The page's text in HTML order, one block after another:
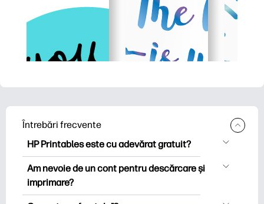
Întrebări frecvente
HP Printables este cu adevărat gratuit?
HP Printables oferă peste 2.500 de
imprimabile gratuite pentru descărcare
și imprimare. Explorați pagini de colorat
Am nevoie de un cont pentru descărcare și
imprimare?
Puteți explora și imprima fără a crea un